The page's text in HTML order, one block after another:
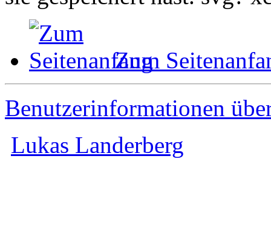
Zum
Benutzerinformationen
Lukas Landerberg